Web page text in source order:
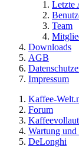
Letzte
Team
Downloads
AGB
Impressum
Kaffee-
Forum
Wartung und
DeLonghi